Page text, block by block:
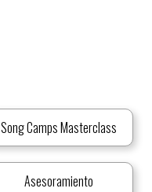
Song Camps Masterclass
Asesoramiento